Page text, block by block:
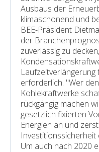
Ausbaus der
klimaschonend und
BEE-Präsident
der
zuverlässig zu
erforderlich. "Wer
Kohlekraftwerke
rückgängig machen
gesetzlich fixierten
Energien an und
Um auch nach 2020